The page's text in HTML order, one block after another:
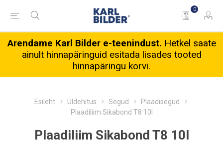
0
Arendame Karl Bilder e-teenindust. Hetkel saate
ainult hinnapäringuid esitada lisades tooted
hinnapäringu korvi.
Esileht Üldehitus Segud
Plaadisegud
Plaadiliim Sikabond T8 10l
Plaadiliim Sikabond T8 10l